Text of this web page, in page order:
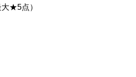
大★5点）